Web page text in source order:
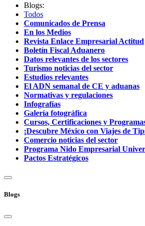
Blogs:
Todos
Comunicados de Prensa
En los Medios
Revista Enlace Empresarial Actitud
Boletín Fiscal Aduanero
Datos relevantes de los sectores
Turismo noticias del sector
Estudios relevantes
El ADN semanal de CE y aduanas
Normativas y regulaciones
Infografías
Galería fotográfica
Cursos, Certificaciones y
¡Descubre México con Viajes de
Comercio noticias del sector
Programa Nido Empresarial
Pactos Estratégicos
Blogs